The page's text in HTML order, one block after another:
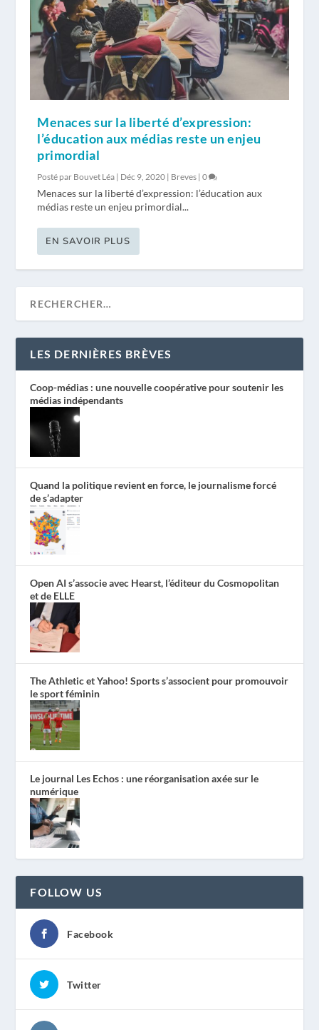
Menaces sur la liberté d’expression:
l’éducation aux médias reste un enjeu
primordial
Posté par Bouvet Léa | Déc 9, 2020 | Breves |0
Menaces sur la liberté d’expression: l’éducation aux
médias reste un enjeu primordial...
EN SAVOIR PLUS
LES DERNIÈRES BRÈVES
Coop-médias : une nouvelle coopérative pour soutenir les
médias indépendants
Quand la politique revient en force, le journalisme forcé
de s’adapter
Open AI s’associe avec Hearst, l’éditeur du Cosmopolitan
et de ELLE
The Athletic et Yahoo! Sports s’associent pour promouvoir
le sport féminin
Le journal Les Echos : une réorganisation axée sur le
numérique
FOLLOW US
Facebook
Twitter